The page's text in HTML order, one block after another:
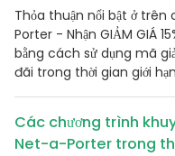
Thỏa thuận nổi bật ở
Porter - Nhận GIẢM GIÁ
bằng cách sử dụng mã
đãi trong thời gian giới
Các chương trình
Net-a-Porter trong